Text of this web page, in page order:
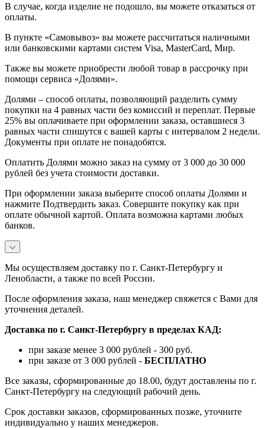
В случае, когда изделие не подошло, вы можете отказаться от
оплаты.
В пункте «Самовывоз» вы можете рассчитаться наличными
или банковскими картами систем Visa, MasterCard, Мир.
Также вы можете приобрести любой товар в рассрочку при
помощи сервиса «Долями».
Долями – способ оплаты, позволяющий разделить сумму
покупки на 4 равных части без комиссий и переплат. Первые
25% вы оплачиваете при оформлении заказа, оставшиеся 3
равных части спишутся с вашей карты с интервалом 2 недели.
Документы при оплате не понадобятся.
Оплатить Долями можно заказ на сумму от 3 000 до 30 000
рублей без учета стоимости доставки.
При оформлении заказа выберите способ оплаты Долями и
нажмите Подтвердить заказ. Совершите покупку как при
оплате обычной картой. Оплата возможна картами любых
банков.
Мы осуществляем доставку по г. Санкт-Петербургу и
Ленобласти, а также по всей России.
После оформления заказа, наш менеджер свяжется с Вами для
уточнения деталей.
Доставка по г. Санкт-Петербургу в пределах КАД:
при заказе менее 3 000 рублей - 300 руб.
при заказе от 3 000 рублей - БЕСПЛАТНО
Все заказы, сформированные до 18.00, будут доставлены по г.
Санкт-Петербургу на следующий рабочий день.
Срок доставки заказов, сформированных позже, уточните
индивидуально у наших менеджеров.